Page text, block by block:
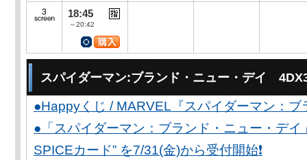
18:45
～20:42
スパイダーマン:ブランド・ニュー・デイ
●Happyくじ / MARVEL『スパイダーマン：
●「スパイダーマン：ブランド・ニュー・デ
SPICEカード” を7/31(金)から受付開始❗️